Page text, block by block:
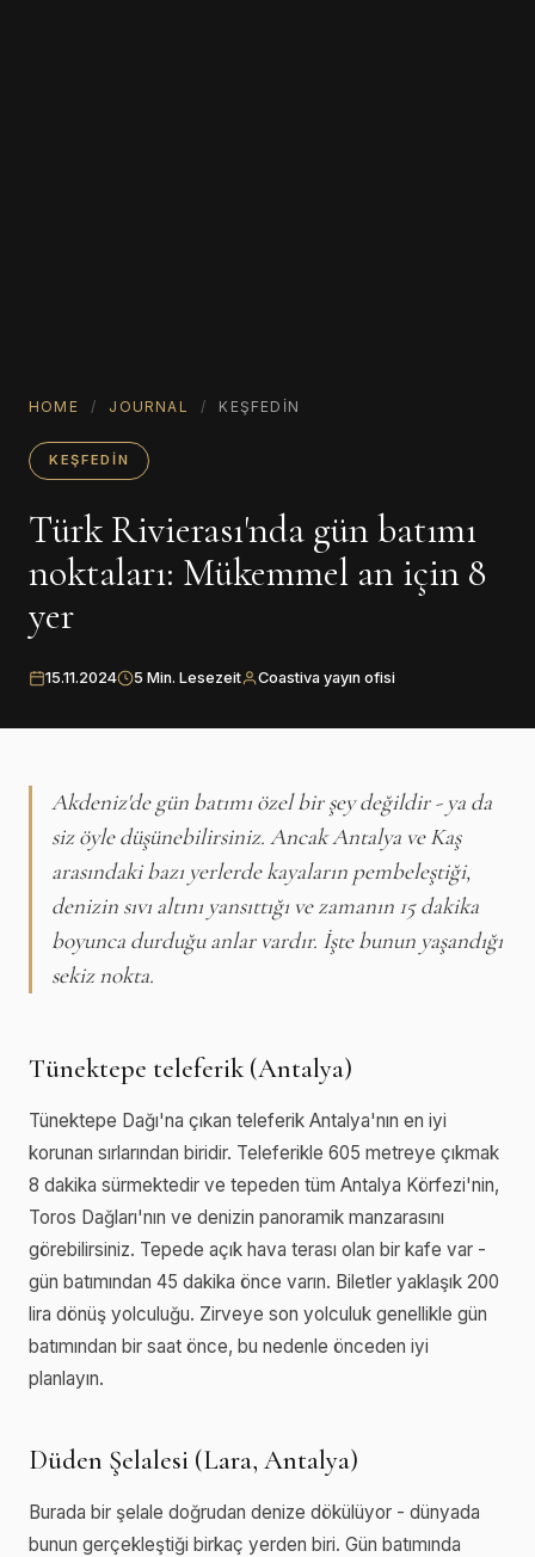
HOME / JOURNAL / KEŞFEDIN
KEŞFEDIN
Türk Rivierası'nda gün batımı
noktaları: Mükemmel an için 8
yer
15.11.2024 5 Min. Lesezeit Coastiva yayın ofisi
Akdeniz'de gün batımı özel bir şey değildir - ya da
siz öyle düşünebilirsiniz. Ancak Antalya ve Kaş
arasındaki bazı yerlerde kayaların pembeleştiği,
denizin sıvı altını yansıttığı ve zamanın 15 dakika
boyunca durduğu anlar vardır. İşte bunun yaşandığı
sekiz nokta.
Tünektepe teleferik (Antalya)
Tünektepe Dağı'na çıkan teleferik Antalya'nın en iyi
korunan sırlarından biridir. Teleferikle 605 metreye çıkmak
8 dakika sürmektedir ve tepeden tüm Antalya Körfezi'nin,
Toros Dağları'nın ve denizin panoramik manzarasını
görebilirsiniz. Tepede açık hava terası olan bir kafe var -
gün batımından 45 dakika önce varın. Biletler yaklaşık 200
lira dönüş yolculuğu. Zirveye son yolculuk genellikle gün
batımından bir saat önce, bu nedenle önceden iyi
planlayın.
Düden Şelalesi (Lara, Antalya)
Burada bir şelale doğrudan denize dökülüyor - dünyada
bunun gerçekleştiği birkaç yerden biri. Gün batımında